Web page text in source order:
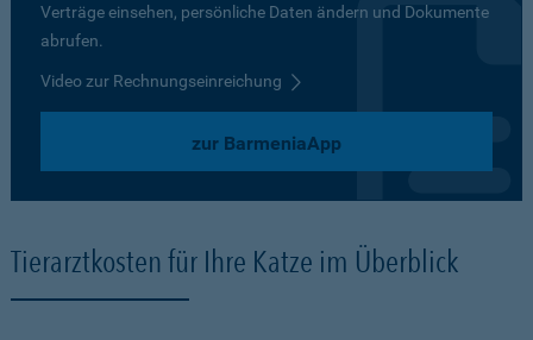
Verträge einsehen, persönliche Daten ändern und Dokumente
abrufen.
Video zur Rechnungseinreichung
zur BarmeniaApp
Tierarztkosten für Ihre Katze im Überblick